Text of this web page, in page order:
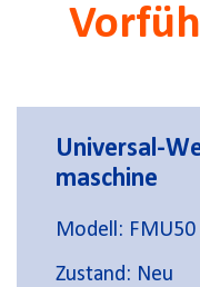
Universal-
maschine
Modell: FMU50
Zustand: Neu